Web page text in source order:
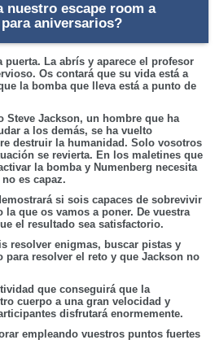
nuestro escape room a
aniversarios?
puerta. La abrís y aparece el profesor
Os contará que su vida está a
la bomba que lleva está a punto de
Jackson, un hombre que ha
a los demás, se ha vuelto
destruir la humanidad. Solo vosotros
se revierta. En los maletines que
la bomba y Numenberg necesita
es capaz.
si sois capaces de sobrevivir
que os vamos a poner. De vuestra
el resultado sea satisfactorio.
resolver enigmas, buscar pistas y
para resolver el reto y que Jackson no
que conseguirá que la
cuerpo a una gran velocidad y
disfrutará enormemente.
empleando vuestros puntos fuertes